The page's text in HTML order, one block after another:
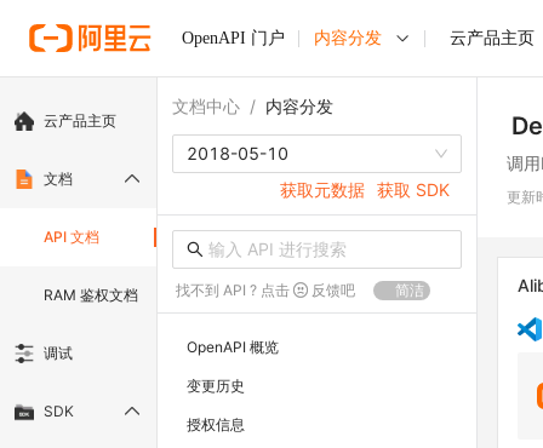
OpenAPI 门户 内容分发 云产品主页
云产品主页
文档
API 文档
RAM 鉴权文档
调试
SDK
文档中心 / 内容分发
2018-05-10
获取元数据 获取 SDK
找不到 API ? 点击 反馈吧 简洁
OpenAPI 概览
变更历史
授权信息
调
更新